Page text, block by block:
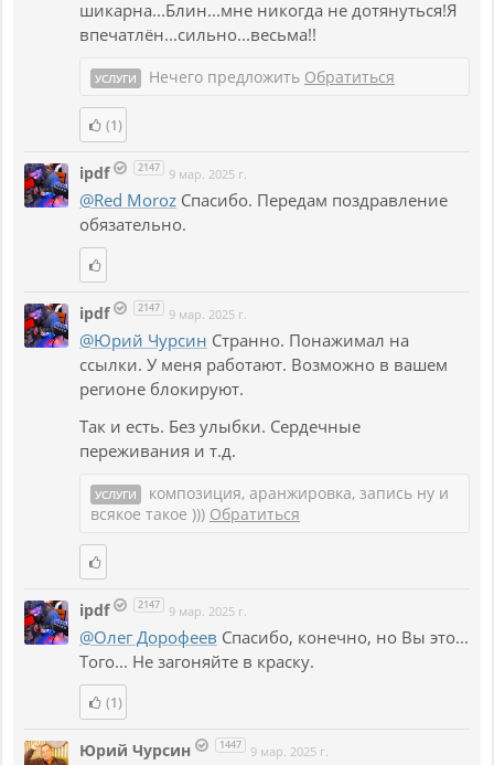
шикарна...Блин...мне никогда не дотянуться!Я
впечатлён...сильно...весьма!!
УСЛУГИ Нечего предложить Обратиться
(1)
ipdf 2147 9 мар. 2025 г.
@Red Moroz Спасибо. Передам поздравление
обязательно.
ipdf 2147 9 мар. 2025 г.
@Юрий Чурсин Странно. Понажимал на
ссылки. У меня работают. Возможно в вашем
регионе блокируют.
Так и есть. Без улыбки. Сердечные
переживания и т.д.
УСЛУГИ
композиция, аранжировка, запись ну и
всякое такое ))) Обратиться
ipdf 2147 9 мар. 2025 г.
@Олег Дорофеев Спасибо, конечно, но Вы это...
Того... Не загоняйте в краску.
(1)
Юрий Чурсин 1447 9 мар. 2025 г.